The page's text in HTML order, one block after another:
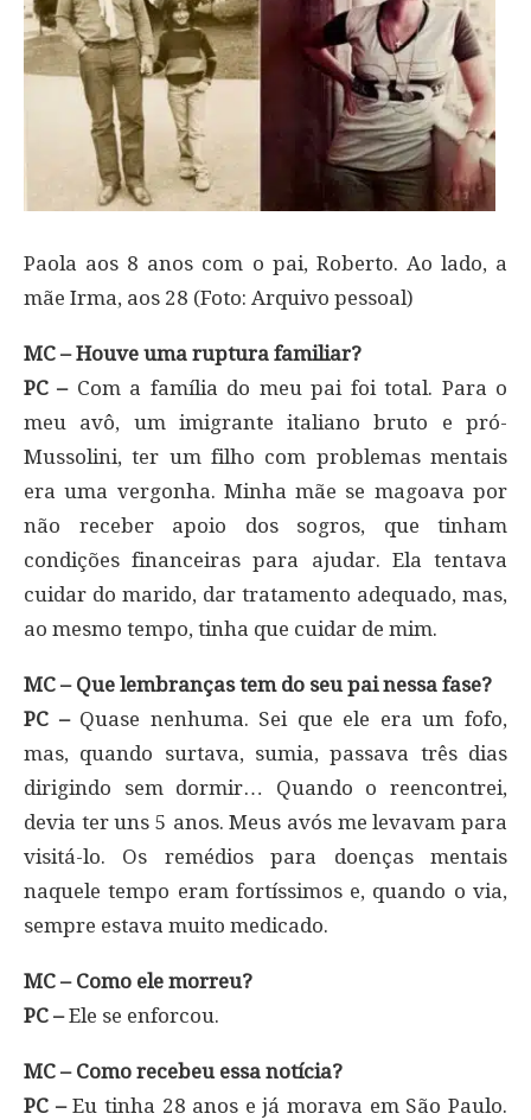
Paola aos 8 anos com o pai, Roberto. Ao lado, a
mãe Irma, aos 28 (Foto: Arquivo pessoal)
MC – Houve uma ruptura familiar?
PC –Com a família do meu pai foi total. Para o
meu avô, um imigrante italiano bruto e pró-
Mussolini, ter um filho com problemas mentais
era uma vergonha. Minha mãe se magoava por
não receber apoio dos sogros, que tinham
condições financeiras para ajudar. Ela tentava
cuidar do marido, dar tratamento adequado, mas,
ao mesmo tempo, tinha que cuidar de mim.
MC – Que lembranças tem do seu pai nessa fase?
PC – Quase nenhuma. Sei que ele era um fofo,
mas, quando surtava, sumia, passava três dias
dirigindo sem dormir… Quando o reencontrei,
devia ter uns 5 anos. Meus avós me levavam para
visitá-lo. Os remédios para doenças mentais
naquele tempo eram fortíssimos e, quando o via,
sempre estava muito medicado.
MC – Como ele morreu?
PC –Ele se enforcou.
MC – Como recebeu essa notícia?
PC –Eu tinha 28 anos e já morava em São Paulo.